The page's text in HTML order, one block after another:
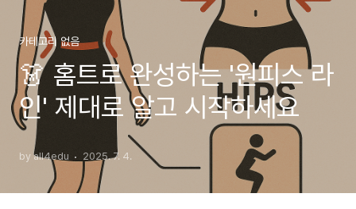
카테고리 없음
👗 홈트로 완성하는 '원피스 라
인' 제대로 알고 시작하세요
by all4edu 2025. 7. 4.